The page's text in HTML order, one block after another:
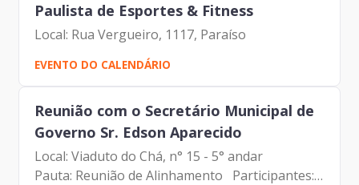
Paulista de Esportes & Fitness
Local: Rua Vergueiro, 1117, Paraíso
EVENTO DO CALENDÁRIO
Reunião com o Secretário Municipal de
Governo Sr. Edson Aparecido
Local: Viaduto do Chá, n° 15 - 5° andar
Pauta: Reunião de Alinhamento Participantes: